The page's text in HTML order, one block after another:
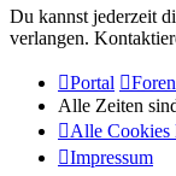
Du kannst jederzeit
verlangen.
Portal
Alle Zeiten
Alle Cookies
Impressum